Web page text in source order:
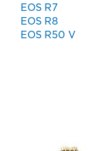
EOS R7
EOS R8
EOS R50 V